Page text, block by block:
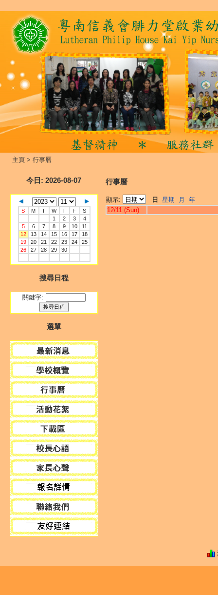
主頁 > 行事曆
今日 : 2026-08-07
S M T W T F
S
1
2 3
4
5
6 7 8 9 10
11
12
13 14 15 16 17
18
19
20 21 22 23 24
25
26
27 28 29 30
搜尋日程
關鍵字:
選單
行事曆
顯示: 日 星期 月
年
12/11 (Sun)